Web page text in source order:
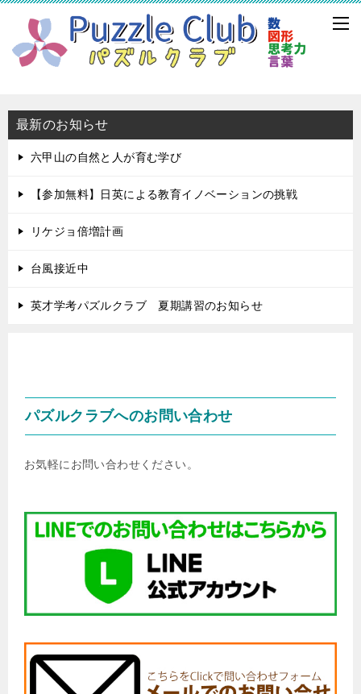
最新のお知らせ
六甲山の自然と人が育む学び
【参加無料】日英による教育イノベーションの挑戦
リケジョ倍増計画
台風接近中
英才学考パズルクラブ 夏期講習のお知らせ
パズルクラブへのお問い合わせ
お気軽にお問い合わせください。